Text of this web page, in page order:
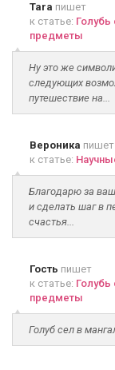
Tara пишет
к статье: Голубь
предметы
Ну это же
следующих
путешествие на...
Вероника пишет
к статье:
Благодарю за
и сделать шаг в
счастья...
Гость пишет
к статье: Голубь
предметы
Голуб сел в